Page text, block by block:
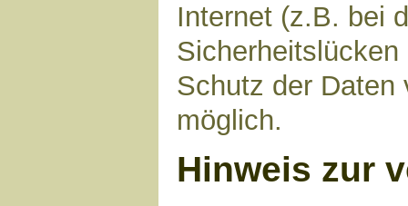
Internet (z.B. bei
Schutz der Daten
möglich.
Hinweis zur